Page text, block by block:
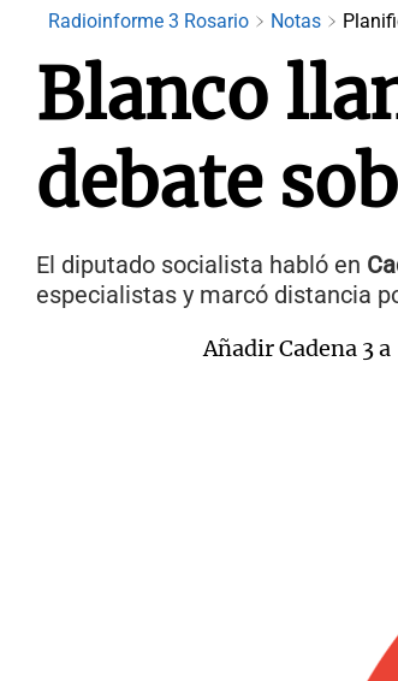
Radioinforme 3 Rosario Notas
Blanco
debate
El diputado socialista habló en
especialistas y marcó distancia
Añadir Cadena 3 a